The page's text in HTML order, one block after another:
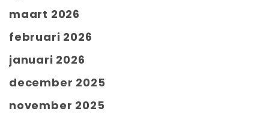
maart 2026
februari 2026
januari 2026
december 2025
november 2025